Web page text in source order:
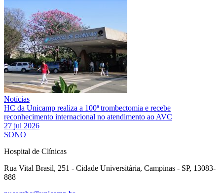
Notícias
HC da Unicamp realiza a 100ª trombectomia e recebe
reconhecimento internacional no atendimento ao AVC
27 jul 2026
SONO
Hospital de Clínicas
Rua Vital Brasil, 251 - Cidade Universitária, Campinas - SP, 13083-
888